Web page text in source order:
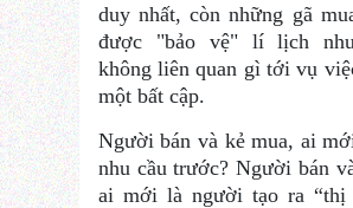
duy nhất, còn những gã
được "bảo vệ" lí lịch
không liên quan gì tới vụ
một bất cập.
Người bán và kẻ mua, ai
nhu cầu trước? Người bán
ai mới là người tạo ra “thị